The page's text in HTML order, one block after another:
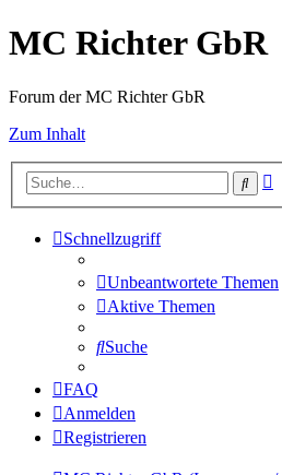
MC Richter GbR
Forum der MC Richter GbR
Zum Inhalt
Suche
Schnellzugriff
Unbeantwortete Themen
Aktive Themen
Suche
FAQ
Anmelden
Registrieren